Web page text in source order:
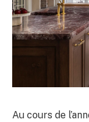
Au cours de